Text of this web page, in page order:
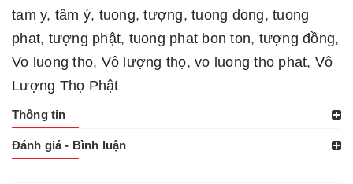
tam y, tâm ý, tuong,tượng, tuong dong, tuong
phat, tượng phật, tuong phat bon ton, tượng đồng,
Vo luong tho, Vô lượng thọ, vo luong tho phat, Vô
Lượng Thọ Phật
Thông tin
Đánh giá - Bình luận